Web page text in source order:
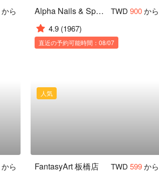
から
Alpha Nails & Spa 美甲美學設計宅 TWD 900から
4.9 (1967)
直近の予約可能時間：08/07
から
人気
FantasyArt 板橋店 TWD 599から